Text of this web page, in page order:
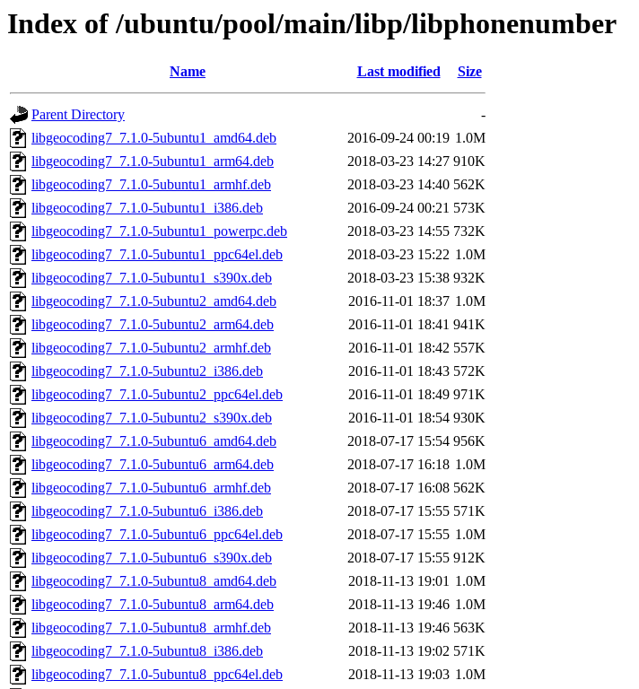
Index of /ubuntu/pool/main/libp/libphonenumber
Name Last modified Size
Parent Directory
-
libgeocoding7_7.1.0-5ubuntu1_amd64.deb
2016-09-24 00:19 1.0M
libgeocoding7_7.1.0-5ubuntu1_arm64.deb
2018-03-23 14:27 910K
libgeocoding7_7.1.0-5ubuntu1_armhf.deb
2018-03-23 14:40 562K
libgeocoding7_7.1.0-5ubuntu1_i386.deb
2016-09-24 00:21 573K
libgeocoding7_7.1.0-5ubuntu1_powerpc.deb
2018-03-23 14:55 732K
libgeocoding7_7.1.0-5ubuntu1_ppc64el.deb
2018-03-23 15:22 1.0M
libgeocoding7_7.1.0-5ubuntu1_s390x.deb
2018-03-23 15:38 932K
libgeocoding7_7.1.0-5ubuntu2_amd64.deb
2016-11-01 18:37 1.0M
libgeocoding7_7.1.0-5ubuntu2_arm64.deb
2016-11-01 18:41 941K
libgeocoding7_7.1.0-5ubuntu2_armhf.deb
2016-11-01 18:42 557K
libgeocoding7_7.1.0-5ubuntu2_i386.deb
2016-11-01 18:43 572K
libgeocoding7_7.1.0-5ubuntu2_ppc64el.deb
2016-11-01 18:49 971K
libgeocoding7_7.1.0-5ubuntu2_s390x.deb
2016-11-01 18:54 930K
libgeocoding7_7.1.0-5ubuntu6_amd64.deb
2018-07-17 15:54 956K
libgeocoding7_7.1.0-5ubuntu6_arm64.deb
2018-07-17 16:18 1.0M
libgeocoding7_7.1.0-5ubuntu6_armhf.deb
2018-07-17 16:08 562K
libgeocoding7_7.1.0-5ubuntu6_i386.deb
2018-07-17 15:55 571K
libgeocoding7_7.1.0-5ubuntu6_ppc64el.deb
2018-07-17 15:55 1.0M
libgeocoding7_7.1.0-5ubuntu6_s390x.deb
2018-07-17 15:55 912K
libgeocoding7_7.1.0-5ubuntu8_amd64.deb
2018-11-13 19:01 1.0M
libgeocoding7_7.1.0-5ubuntu8_arm64.deb
2018-11-13 19:46 1.0M
libgeocoding7_7.1.0-5ubuntu8_armhf.deb
2018-11-13 19:46 563K
libgeocoding7_7.1.0-5ubuntu8_i386.deb
2018-11-13 19:02 571K
libgeocoding7_7.1.0-5ubuntu8_ppc64el.deb
2018-11-13 19:03 1.0M